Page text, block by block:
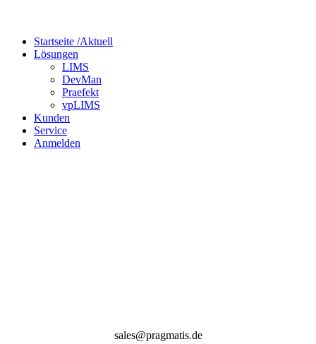
Startseite /Aktuell
Lösungen
LIMS
DevMan
Praefekt
vpLIMS
Kunden
Service
Anmelden
sales@pragmatis.de